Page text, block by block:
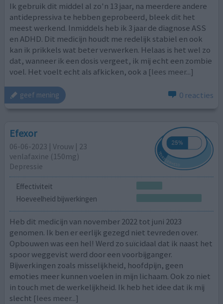
Ik gebruik dit middel al zo'n 13 jaar, na meerdere andere
antidepressiva te hebben geprobeerd, bleek dit het
meest werkend. Inmiddels heb ik 3 jaar de diagnose ASS
en ADHD. Dit medicijn houdt me redelijk stabiel en ook
kan ik prikkels wat beter verwerken. Helaas is het wel zo
dat, wanneer ik een dosis vergeet, ik mij echt een zombie
voel. Het voelt echt als afkicken, ook a [lees meer...]
geef mening 0 reacties
Efexor
06-06-2023 | Vrouw | 23
venlafaxine (150mg)
Depressie
Effectiviteit
Hoeveelheid bijwerkingen
Heb dit medicijn van november 2022 tot juni 2023
genomen. Ik ben er eerlijk gezegd niet tevreden over.
Opbouwen was een hel! Werd zo suïcidaal dat ik naast het
spoor weggevist werd door een voorbijganger.
Bijwerkingen zoals misselijkheid, hoofdpijn, geen
emoties meer kunnen voelen in mijn lichaam. Ook zo niet
in touch met de werkelijkheid. Ik heb het idee dat ik mij
slecht [lees meer...]